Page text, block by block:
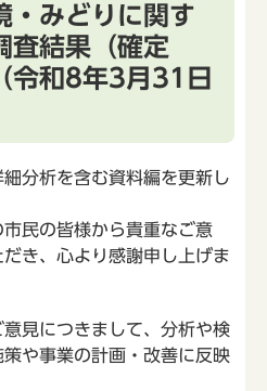
・みどりに関す
査結果（確定
令和8年3月31日
分析を含む資料編を更新し
民の皆様から貴重なご意
き、心より感謝申し上げま
見につきまして、分析や検
や事業の計画・改善に反映